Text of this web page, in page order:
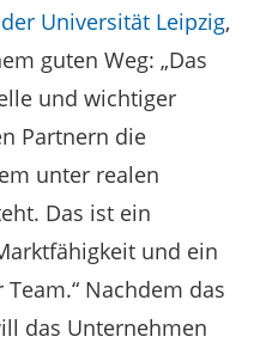
Universität Leipzig,
guten Weg: „Das
und wichtiger
Partnern die
unter realen
Das ist ein
und ein
Nachdem das
das Unternehmen